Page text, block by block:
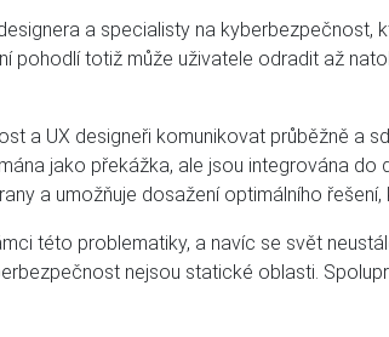
a specialisty na
pohodlí totiž může uživatele odradit až
a UX designeři komunikovat průběžně a
jako překážka, ale jsou integrována
a umožňuje dosažení optimálního
této problematiky, a navíc se svět
nejsou statické oblasti.